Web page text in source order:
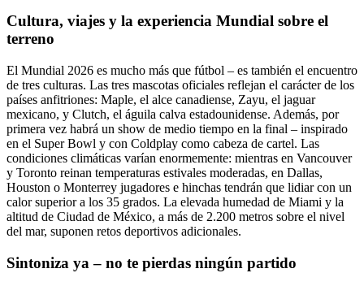
Cultura, viajes y la experiencia Mundial sobre el
terreno
El Mundial 2026 es mucho más que fútbol – es también el encuentro
de tres culturas. Las tres mascotas oficiales reflejan el carácter de los
países anfitriones: Maple, el alce canadiense, Zayu, el jaguar
mexicano, y Clutch, el águila calva estadounidense. Además, por
primera vez habrá un show de medio tiempo en la final – inspirado
en el Super Bowl y con Coldplay como cabeza de cartel. Las
condiciones climáticas varían enormemente: mientras en Vancouver
y Toronto reinan temperaturas estivales moderadas, en Dallas,
Houston o Monterrey jugadores e hinchas tendrán que lidiar con un
calor superior a los 35 grados. La elevada humedad de Miami y la
altitud de Ciudad de México, a más de 2.200 metros sobre el nivel
del mar, suponen retos deportivos adicionales.
Sintoniza ya – no te pierdas ningún partido